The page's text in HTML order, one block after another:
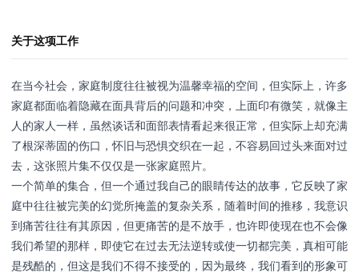
语言
ไทย English
中文 日本語
登录
创建作品集 →
关于这项工作
在当今社会，家庭制度往往被视为温馨幸福的空间，但实际上，许多
家庭都面临着隐藏在面具背后的问题和冲突，上面印有微笑，就像主
人的家人一样，虽然谈话和面部表情看起来很正常，但实际上却充满
了根深蒂固的伤口，怀旧与恐惧交织在一起，不容易回过头来面对过
去，这张照片集不仅仅是一张家庭照片。
一个简单的集合，但一个通过我自己的眼睛传达的故事，它反映了家
庭中往往被完美的幻觉所掩盖的复杂关系，随着时间的推移，我意识
到痛苦往往有其原因，但更痛苦的是不放手，也许即使现在也不会像
我们希望的那样，即使它在过去无法逆转或使一切都完美，真相可能
是残酷的，但这是我们不得不接受的，因为最终，我们看到的形象可